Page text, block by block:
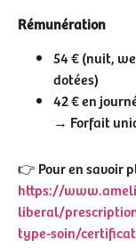
Rémunération
54 € (nuit,
dotées)
42 € en
→ Forfait
👉 Pour en savoir
https://
liberal/
type-soin/